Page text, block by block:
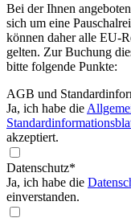
Bei der Ihnen
sich um eine
können daher alle EU-
gelten. Zur Buchung
bitte folgende Punkte:
AGB und
Ja, ich habe die
akzeptiert.
Datenschutz*
Ja, ich habe die
einverstanden.